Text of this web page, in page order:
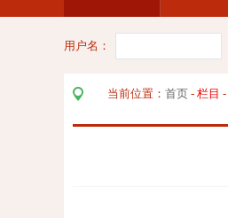
用户名：
当前位置： 首页 - 栏目 -